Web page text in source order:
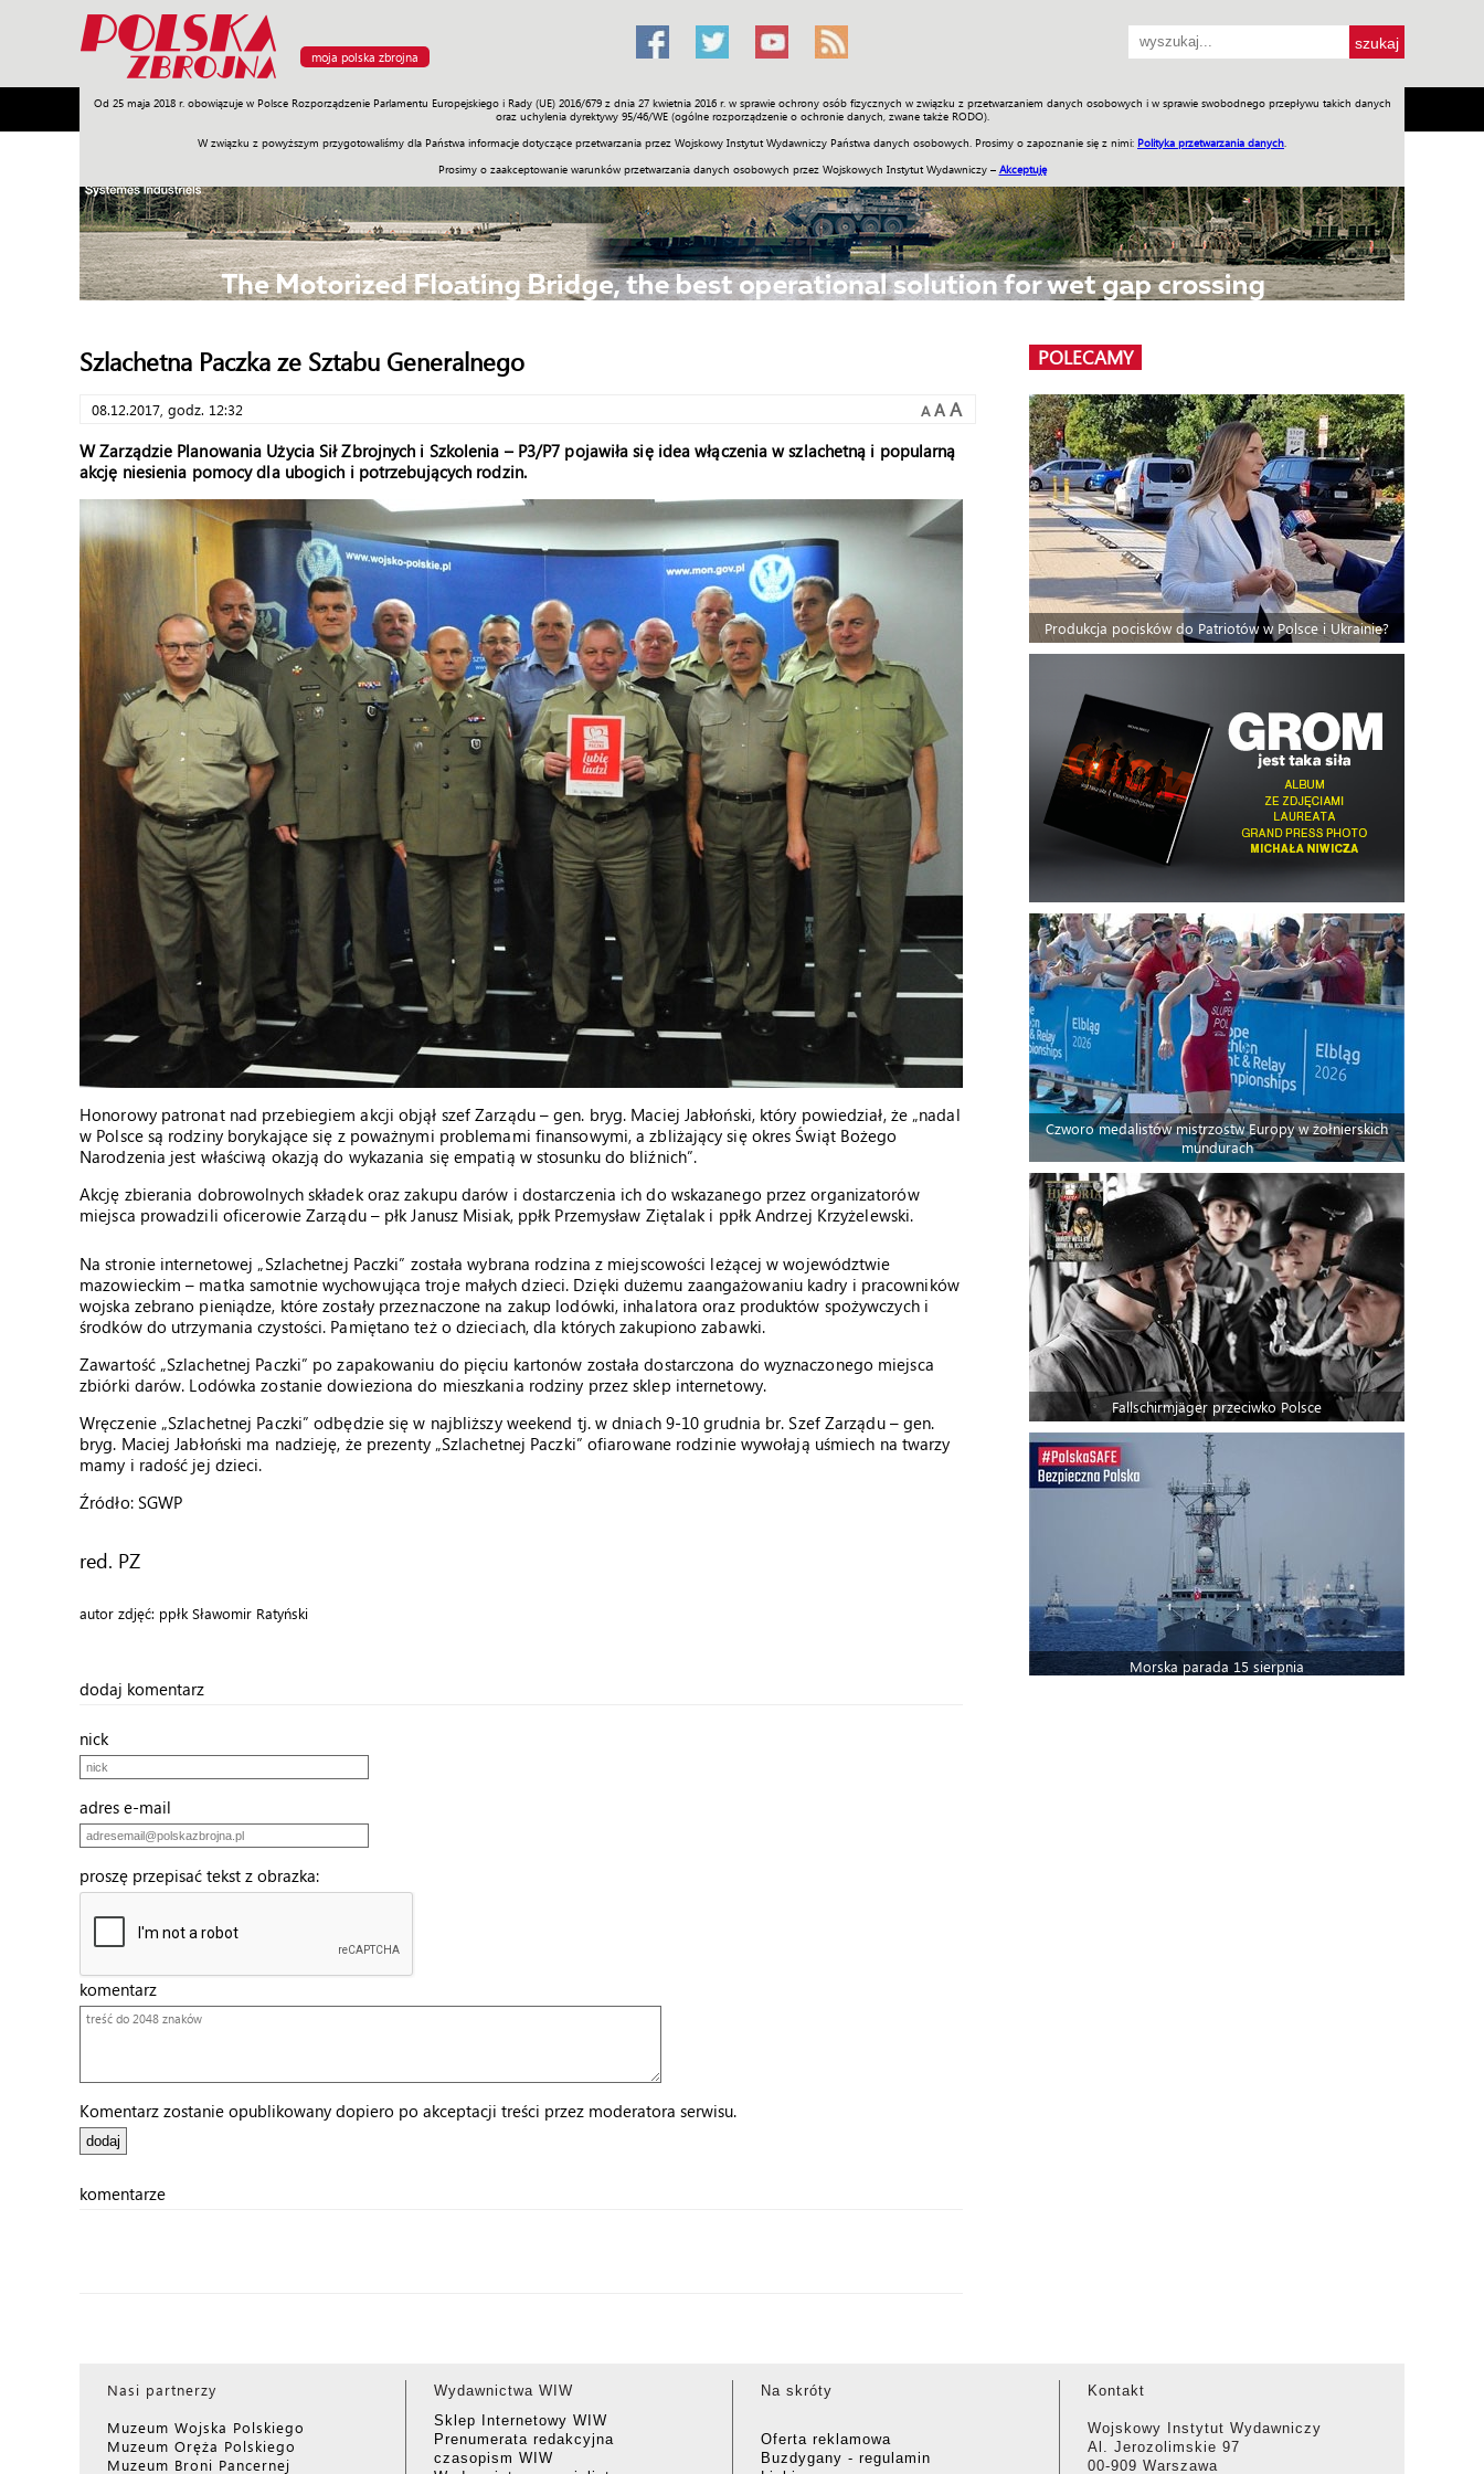
moja polska zbrojna
Od 25 maja 2018 r. obowiązuje w Polsce Rozporządzenie Parlamentu Europejskiego i Rady (UE) 2016/679 z dnia 27 kwietnia 2016 r. w sprawie ochrony osób fizycznych w związku z przetwarzaniem danych osobowych i w sprawie swobodnego przepływu takich danych
oraz uchylenia dyrektywy 95/46/WE (ogólne rozporządzenie o ochronie danych, zwane także RODO).
W związku z powyższym przygotowaliśmy dla Państwa informacje dotyczące przetwarzania przez Wojskowy Instytut Wydawniczy Państwa danych osobowych. Prosimy o zapoznanie się z nimi: Polityka przetwarzania danych
Prosimy o zaakceptowanie warunków przetwarzania danych osobowych przez Wojskowych Instytut Wydawniczy – Akceptuję
Armia Poligon Sprzęt Misje Polityka Prawo Świat Społeczność Sport Historia Galerie Wideo ENGLISH SKLEP Jednodniówki Praca w WIW
Szlachetna Paczka ze Sztabu Generalnego
08.12.2017, godz. 12:32 A A A
W Zarządzie Planowania Użycia Sił Zbrojnych i Szkolenia – P3/P7 pojawiła się idea włączenia w szlachetną i popularną
akcję niesienia pomocy dla ubogich i potrzebujących rodzin.
Honorowy patronat nad przebiegiem akcji objął szef Zarządu – gen. bryg. Maciej Jabłoński, który powiedział, że „nadal
w Polsce są rodziny borykające się z poważnymi problemami finansowymi, a zbliżający się okres Świąt Bożego
Narodzenia jest właściwą okazją do wykazania się empatią w stosunku do bliźnich”.
Akcję zbierania dobrowolnych składek oraz zakupu darów i dostarczenia ich do wskazanego przez organizatorów
miejsca prowadzili oficerowie Zarządu – płk Janusz Misiak, ppłk Przemysław Ziętalak i ppłk Andrzej Krzyżelewski.
Na stronie internetowej „Szlachetnej Paczki” została wybrana rodzina z miejscowości leżącej w województwie
mazowieckim – matka samotnie wychowująca troje małych dzieci. Dzięki dużemu zaangażowaniu kadry i pracowników
wojska zebrano pieniądze, które zostały przeznaczone na zakup lodówki, inhalatora oraz produktów spożywczych i
środków do utrzymania czystości. Pamiętano też o dzieciach, dla których zakupiono zabawki.
Zawartość „Szlachetnej Paczki” po zapakowaniu do pięciu kartonów została dostarczona do wyznaczonego miejsca
zbiórki darów. Lodówka zostanie dowieziona do mieszkania rodziny przez sklep internetowy.
Wręczenie „Szlachetnej Paczki” odbędzie się w najbliższy weekend tj. w dniach 9-10 grudnia br. Szef Zarządu – gen.
bryg. Maciej Jabłoński ma nadzieję, że prezenty „Szlachetnej Paczki” ofiarowane rodzinie wywołają uśmiech na twarzy
mamy i radość jej dzieci.
Źródło: SGWP
red. PZ
autor zdjęć: ppłk Sławomir Ratyński
dodaj komentarz
nick
adres e-mail
proszę przepisać tekst z obrazka:
komentarz
Komentarz zostanie opublikowany dopiero po akceptacji treści przez moderatora serwisu.
komentarze
POLECAMY
Produkcja pocisków do Patriotów w Polsce i Ukrainie?
Czworo medalistów mistrzostw Europy w żołnierskich
mundurach
Fallschirmjäger przeciwko Polsce
Morska parada 15 sierpnia
Nasi partnerzy
Muzeum Wojska Polskiego
Muzeum Oręża Polskiego
Muzeum Broni Pancernej
Wydawnictwa WIW
Sklep Internetowy WIW
Prenumerata redakcyjna
czasopism WIW
Na skróty
Oferta reklamowa
Buzdygany - regulamin
Kontakt
Wojskowy Instytut Wydawniczy
Al. Jerozolimskie 97
00-909 Warszawa